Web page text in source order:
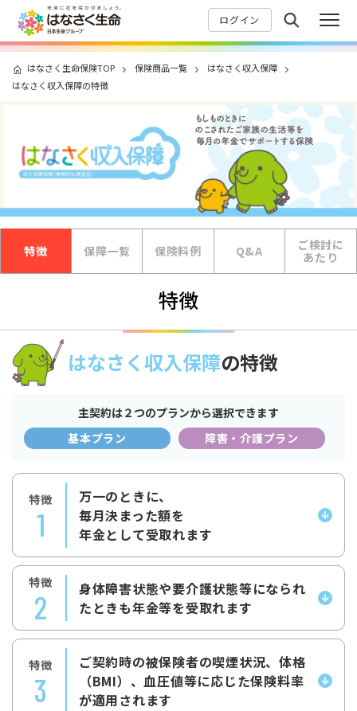
ログイン
はなさく生命保険TOP 保険商品一覧
はなさく収入保障
はなさく収入保障の特徴
特徴 保障一覧 保険料例 Q&A
ご検討に
あたり
特徴
はなさく収入保障の特徴
主契約は２つのプランから選択できます
基本プラン
障害・介護プラン
特徴
1
万一のときに、
毎月決まった額を
年金として受取れます
特徴
2
身体障害状態や要介護状態等になられ
たときも年金等を受取れます
特徴
3
ご契約時の被保険者の喫煙状況、体格
（BMI）、血圧値等に応じた保険料率
が適用されます